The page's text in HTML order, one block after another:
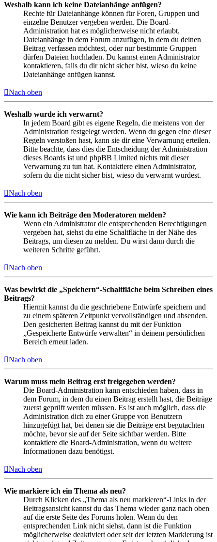
Weshalb kann ich keine Dateianhänge anfügen?
Rechte für Dateianhänge können für Foren, Gruppen und
einzelne Benutzer vergeben werden. Die Board-
Administration hat es möglicherweise nicht erlaubt,
Dateianhänge in dem Forum anzufügen, in dem du deinen
Beitrag verfassen möchtest, oder nur bestimmte Gruppen
dürfen Dateien hochladen. Du kannst einen Administrator
kontaktieren, falls du dir nicht sicher bist, wieso du keine
Dateianhänge anfügen kannst.
Nach oben
Weshalb wurde ich verwarnt?
In jedem Board gibt es eigene Regeln, die meistens von der
Administration festgelegt werden. Wenn du gegen eine dieser
Regeln verstoßen hast, kann sie dir eine Verwarnung erteilen.
Bitte beachte, dass dies die Entscheidung der Administration
dieses Boards ist und phpBB Limited nichts mit dieser
Verwarnung zu tun hat. Kontaktiere einen Administrator,
sofern du die nicht sicher bist, wieso du verwarnt wurdest.
Nach oben
Wie kann ich Beiträge den Moderatoren melden?
Wenn ein Administrator die entsprechenden Berechtigungen
vergeben hat, siehst du eine Schaltfläche in der Nähe des
Beitrags, um diesen zu melden. Du wirst dann durch die
weiteren Schritte geführt.
Nach oben
Was bewirkt die „Speichern“-Schaltfläche beim Schreiben eines
Beitrags?
Hiermit kannst du die geschriebene Entwürfe speichern und
zu einem späteren Zeitpunkt vervollständigen und absenden.
Den gesicherten Beitrag kannst du mit der Funktion
„Gespeicherte Entwürfe verwalten“ in deinem persönlichen
Bereich erneut laden.
Nach oben
Warum muss mein Beitrag erst freigegeben werden?
Die Board-Administration kann entschieden haben, dass in
dem Forum, in dem du einen Beitrag erstellt hast, die Beiträge
zuerst geprüft werden müssen. Es ist auch möglich, dass die
Administration dich zu einer Gruppe von Benutzern
hinzugefügt hat, bei denen sie die Beiträge erst begutachten
möchte, bevor sie auf der Seite sichtbar werden. Bitte
kontaktiere die Board-Administration, wenn du weitere
Informationen dazu benötigst.
Nach oben
Wie markiere ich ein Thema als neu?
Durch Klicken des „Thema als neu markieren“-Links in der
Beitragsansicht kannst du das Thema wieder ganz nach oben
auf die erste Seite des Forums holen. Wenn du den
entsprechenden Link nicht siehst, dann ist die Funktion
möglicherweise deaktiviert oder seit der letzten Markierung ist